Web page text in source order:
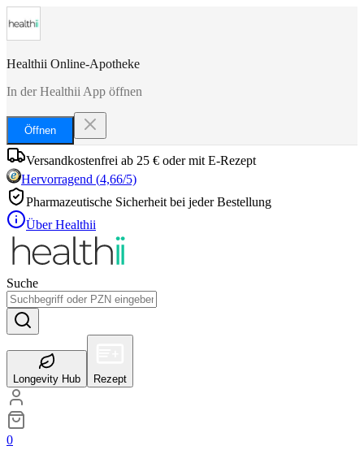
Healthii Online-Apotheke
In der Healthii App öffnen
Öffnen
Versandkostenfrei ab 25 € oder mit E-Rezept
Hervorragend (4,66/5)
Pharmazeutische Sicherheit bei jeder Bestellung
Über Healthii
Suche
Longevity Hub Rezept
0